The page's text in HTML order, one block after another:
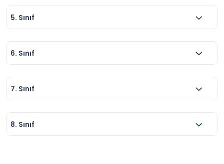
5. Sınıf
6. Sınıf
7. Sınıf
8. Sınıf